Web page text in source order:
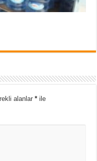
alanlar* ile